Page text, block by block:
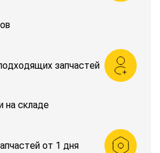
запчастей
на складе
от 1 дня